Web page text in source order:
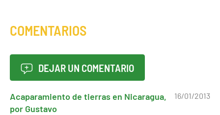
COMENTARIOS
DEJAR UN COMENTARIO
16/01/2013
Acaparamiento de tierras en Nicaragua,
por Gustavo